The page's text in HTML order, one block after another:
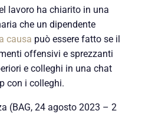
lavoro ha chiarito in una
che un dipendente
causa può essere fatto se il
offensivi e sprezzanti
e colleghi in una chat
con i colleghi.
(BAG, 24 agosto 2023 – 2